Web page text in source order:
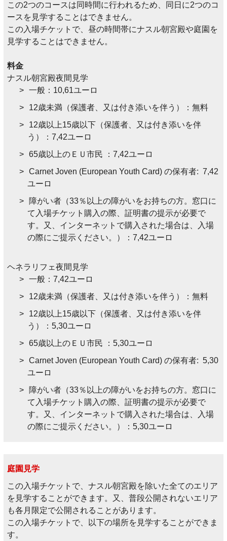
この2つのコースは同時間に行われるため、同日に2つのコ
ースを見学することはできません。
この入場チケットで、昼の時間帯にナスル朝宮殿や庭園を
見学することはできません。
料金
ナスル朝宮殿夜間見学
一般：10,61ユーロ
12歳未満（保護者、又は付き添いを伴う）：無料
12歳以上15歳以下（保護者、又は付き添いを伴
う）：7,42ユーロ
65歳以上のＥＵ市民 ：7,42ユーロ
Carnet Joven (European Youth Card) の保有者: 7,42
ユーロ
障がい者（33％以上の障がいをお持ちの方。窓口に
て入場チケット購入の際、証明書の提示が必要で
す。又、インターネットで購入された場合は、入場
の際にご提示ください。）：7,42ユーロ
ヘネラリフェ夜間見学
一般：7,42ユーロ
12歳未満（保護者、又は付き添いを伴う）：無料
12歳以上15歳以下（保護者、又は付き添いを伴
う）：5,30ユーロ
65歳以上のＥＵ市民 ：5,30ユーロ
Carnet Joven (European Youth Card) の保有者: 5,30
ユーロ
障がい者（33％以上の障がいをお持ちの方。窓口に
て入場チケット購入の際、証明書の提示が必要で
す。又、インターネットで購入された場合は、入場
の際にご提示ください。）：5,30ユーロ
庭園見学
この入場チケットで、ナスル朝宮殿を除いた全てのエリア
を見学することができます。又、普段公開されないエリア
も各月限定で公開されることがあります。
この入場チケットで、以下の場所を見学することができま
す。